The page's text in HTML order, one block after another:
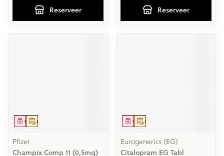
Reserveer Reserveer
Op voorschrift
Geneesmiddel
Pfizer
Champix Comp 11 (0,5mg)
Op voorschrift
Geneesmiddel
Eurogenerics (EG)
Citalopram EG Tabl